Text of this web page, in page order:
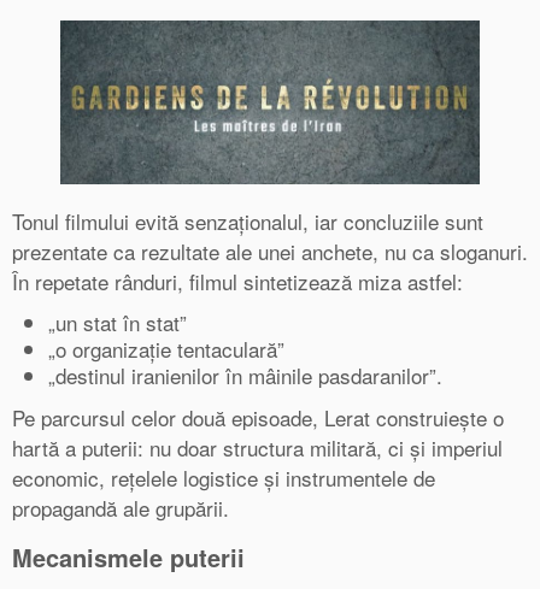
Tonul filmului evită senzaționalul, iar concluziile sunt
prezentate ca rezultate ale unei anchete, nu ca sloganuri.
În repetate rânduri, filmul sintetizează miza astfel:
„un stat în stat”
„o organizație tentaculară”
„destinul iranienilor în mâinile pasdaranilor”.
Pe parcursul celor două episoade, Lerat construiește o
hartă a puterii: nu doar structura militară, ci și imperiul
economic, rețelele logistice și instrumentele de
propagandă ale grupării.
Mecanismele puterii